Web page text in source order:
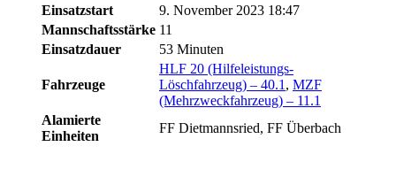
Einsatzstart
9. November 2023 18:47
Mannschaftsstärke 11
Einsatzdauer
53 Minuten
Fahrzeuge
HLF 20 (Hilfeleistungs-
Löschfahrzeug) – 40.1 , MZF
(Mehrzweckfahrzeug) – 11.1
Alamierte
Einheiten
FF Dietmannsried, FF Überbach